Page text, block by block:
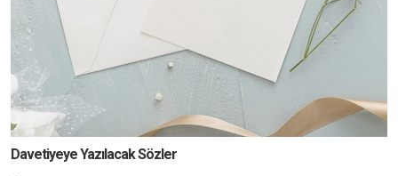
Davetiyeye Yazılacak Sözler